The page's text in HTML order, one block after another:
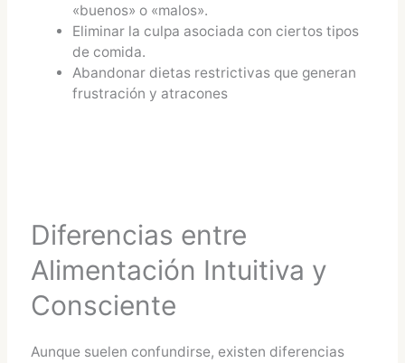
«buenos» o «malos».
Eliminar la culpa asociada con ciertos tipos
de comida.
Abandonar dietas restrictivas que generan
frustración y atracones​
Diferencias entre
Alimentación Intuitiva y
Consciente
Aunque suelen confundirse, existen diferencias